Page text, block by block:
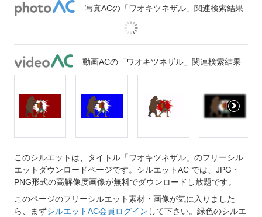
写真ACの「ワオキツネザル」関連検索結果
動画ACの「ワオキツネザル」関連検索結果
このシルエットは、タイトル「ワオキツネザル」のフリーシル
エットダウンロードページです。シルエットAC では、JPG・
PNG形式の高解像度画像が無料でダウンロードし放題です。
このページのフリーシルエット素材・画像が気に入りました
ら、まずシルエットAC会員ログイン して下さい。緑色のシルエ